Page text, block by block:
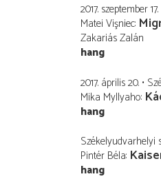
2017. szeptember 17.
Matei Vişniec
Zakariás Zalán
hang
2017. április 20.
Mika Myllyaho
hang
Székelyudvarhelyi
Pintér Béla
hang